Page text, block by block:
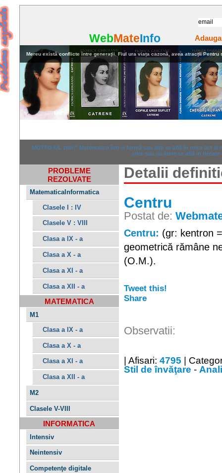
WebMateInfo
Mereu există conflicte între generaţii. Fiul ura viața cazonă, avea atracții
MOTTO-UL zilei:" Matematica într-o formă sau alta se află în orice act
cifre sau cu litere se află in fiecare
PROBLEME
REZOLVATE
MatematicaInformatica
Clasele I : IV
Clasele V : VIII
Clasa a IX - a
Clasa a X - a
Clasa a XI - a
Clasa a XII - a
MATEMATICA
M1
Clasa a IX - a
Clasa a X - a
Clasa a XI - a
Clasa a XII - a
M2
Clasele V-VIII
INFORMATICA
Intensiv
Neintensiv
Competenţe digitale
Detalii
Centru
Postat de:
Centru: (gr: kentron
geometrică rămâne
(O.M.).
Tweet this!
Share
Observatii:
| Afisari: 4795 |
Stil de învăţare -